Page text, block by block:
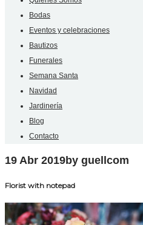
Bodas
Eventos y celebraciones
Bautizos
Funerales
Semana Santa
Navidad
Jardinería
Blog
Contacto
19 Abr 2019by guellcom
Florist with notepad